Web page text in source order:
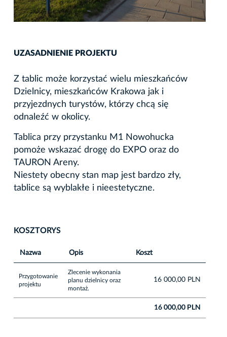
UZASADNIENIE PROJEKTU
Z tablic może korzystać wielu mieszkańców
Dzielnicy, mieszkańców Krakowa jak i
przyjezdnych turystów, którzy chcą się
odnaleźć w okolicy.
Tablica przy przystanku M1 Nowohucka
pomoże wskazać drogę do EXPO oraz do
TAURON Areny.
Niestety obecny stan map jest bardzo zły,
tablice są wyblakłe i nieestetyczne.
KOSZTORYS
Nazwa Opis Koszt
Przygotowanie
projektu
Zlecenie wykonania
planu dzielnicy oraz
montaż.
16 000,00 PLN
16 000,00 PLN